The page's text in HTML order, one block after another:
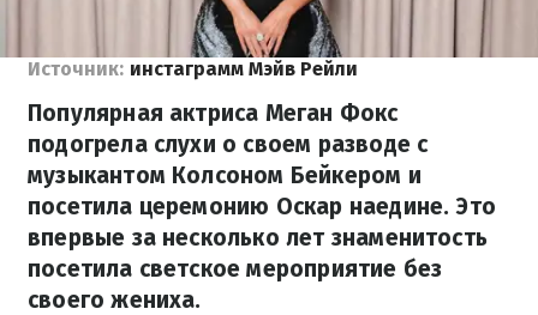
Источник: инстаграмм Мэйв Рейли
Популярная актриса Меган Фокс
подогрела слухи о своем разводе с
музыкантом Колсоном Бейкером и
посетила церемонию Оскар наедине. Это
впервые за несколько лет знаменитость
посетила светское мероприятие без
своего жениха.